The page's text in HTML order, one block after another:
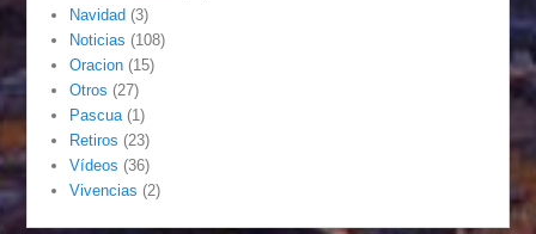
Navidad (3)
Noticias (108)
Oracion (15)
Otros (27)
Pascua (1)
Retiros (23)
Vídeos (36)
Vivencias (2)